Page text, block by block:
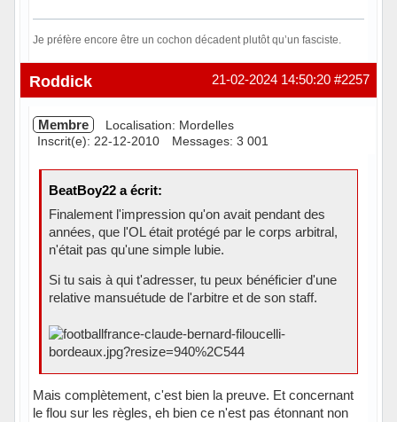
Je préfère encore être un cochon décadent plutôt qu’un fasciste.
Hors ligne #2257
21-02-2024 14:50:20
Roddick
Membre
Localisation: Mordelles
Inscrit(e): 22-12-2010
Messages: 3 001
BeatBoy22 a écrit:
Finalement l'impression qu'on avait pendant des
années, que l'OL était protégé par le corps arbitral,
n'était pas qu'une simple lubie.
Si tu sais à qui t'adresser, tu peux bénéficier d'une
relative mansuétude de l'arbitre et de son staff.
Mais complètement, c'est bien la preuve. Et concernant
le flou sur les règles, eh bien ce n'est pas étonnant non